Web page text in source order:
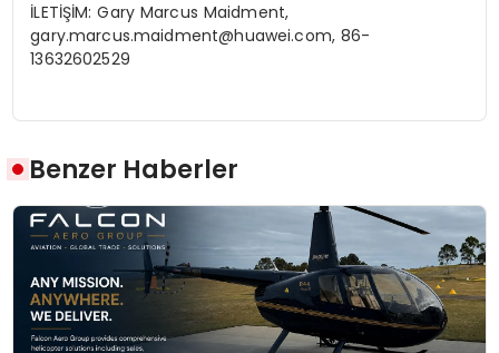
İLETİŞİM: Gary Marcus Maidment,
gary.marcus.maidment@huawei.com, 86-
13632602529
Benzer Haberler